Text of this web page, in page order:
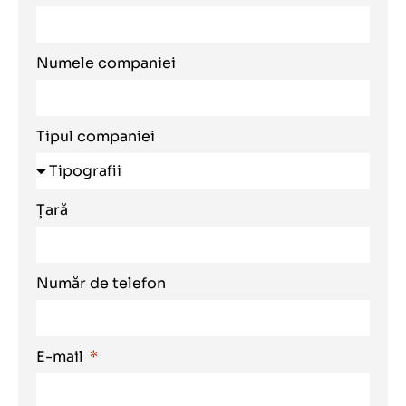
Numele companiei
Tipul companiei
Țară
Număr de telefon
E-mail